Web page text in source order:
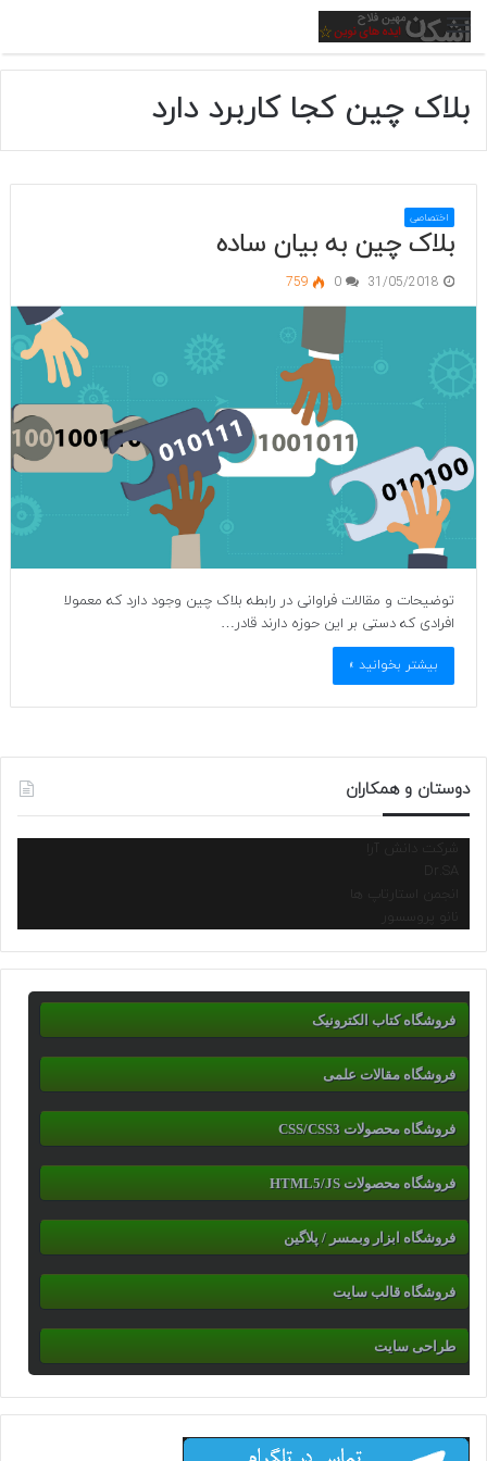
منو
بلاک چین کجا کاربرد دارد
اختصاصی
بلاک چین به بیان ساده
31/05/2018
0
759
توضیحات و مقالات فراوانی در رابطه بلاک چین وجود دارد که معمولا
افرادی که دستی بر این حوزه دارند قادر…
بیشتر بخوانید »
دوستان و همکاران
شرکت دانش آرا
انجمن استارتاپ ها
نانو پروسسور
فروشگاه کتاب الکترونیک
فروشگاه مقالات علمی
فروشگاه محصولات CSS/CSS3
فروشگاه محصولات HTML5/JS
فروشگاه ابزار وبمسر / پلاگین
فروشگاه قالب سایت
طراحی سایت